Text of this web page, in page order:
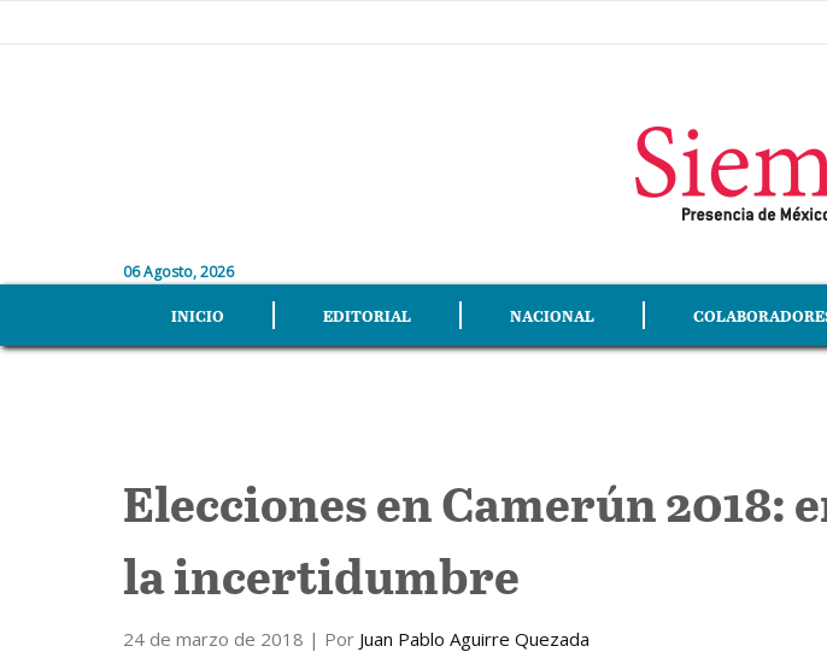
06 Agosto, 2026
INICIO EDITORIAL NACIONAL
Elecciones en Camerún
la incertidumbre
24 de marzo de 2018 | Por Juan Pablo Aguirre Quezada